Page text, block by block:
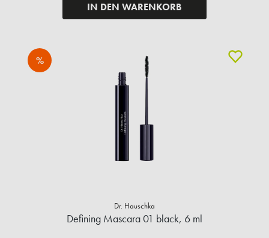
IN DEN WARENKORB
%
Dr. Hauschka
Defining Mascara 01 black, 6 ml